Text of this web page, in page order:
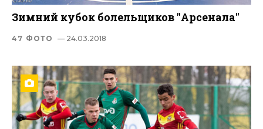
Зимний кубок болельщиков "Арсенала"
47 ФОТО — 24.03.2018